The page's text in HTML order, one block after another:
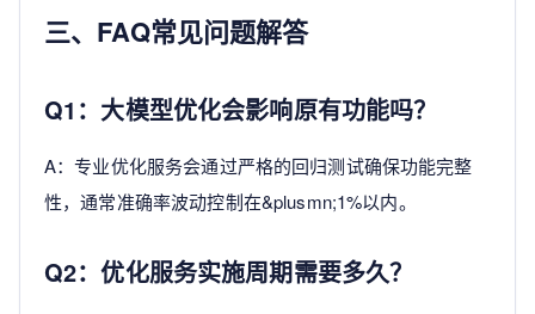
三、FAQ常见问题解答
Q1：大模型优化会影响原有功能吗？
A：专业优化服务会通过严格的回归测试确保功能完整
性，通常准确率波动控制在&plusmn;1%以内。
Q2：优化服务实施周期需要多久？